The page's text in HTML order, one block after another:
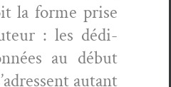
la forme prise
: les dédi­
au début
autant